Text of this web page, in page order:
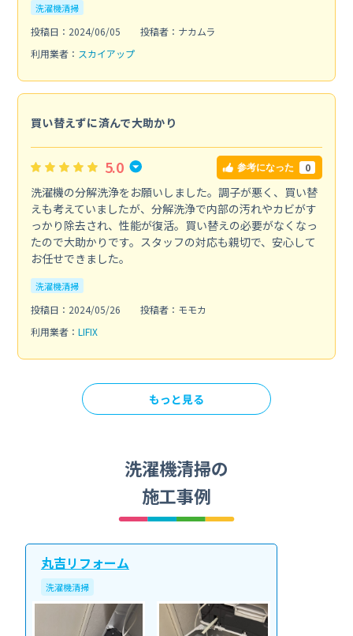
洗濯機清掃
投稿日：2024/06/05
投稿者：ナカムラ
利用業者： スカイアップ
買い替えずに済んで大助かり
5.0 参考になった 0
洗濯機の分解洗浄をお願いしました。調子が悪く、買い替
えも考えていましたが、分解洗浄で内部の汚れやカビがす
っかり除去され、性能が復活。買い替えの必要がなくなっ
たので大助かりです。スタッフの対応も親切で、安心して
お任せできました。
洗濯機清掃
投稿日：2024/05/26
投稿者：モモカ
利用業者： LIFIX
もっと見る
洗濯機清掃の
施工事例
丸吉リフォーム
洗濯機清掃